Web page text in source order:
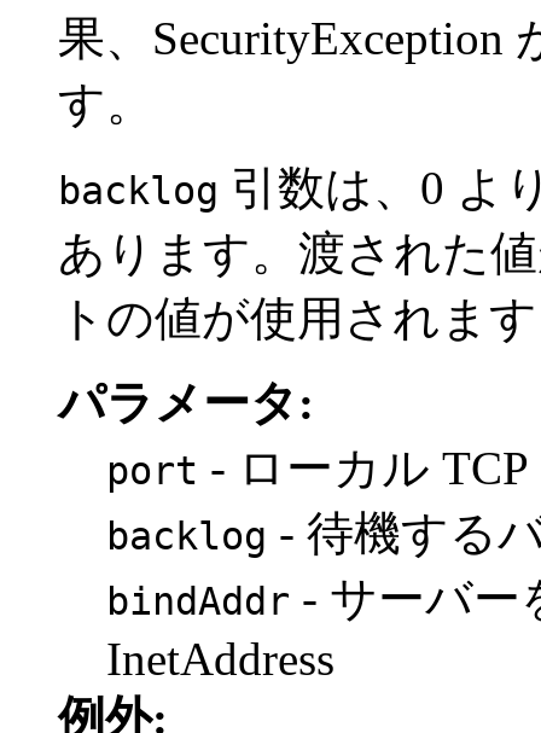
果、
す。
backlog 引数は、0 よ
あります。渡された
トの値が使用されま
パラメータ:
port - ローカル
backlog - 待機する
bindAddr - サーバー
InetAddress
例外: